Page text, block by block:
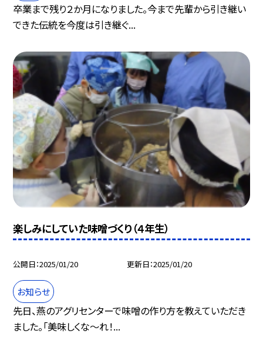
卒業まで残り２か月になりました。今まで先輩から引き継い
できた伝統を今度は引き継ぐ...
楽しみにしていた味噌づくり（４年生）
公開日 2025/01/20 更新日 2025/01/20
お知らせ
先日、燕のアグリセンターで味噌の作り方を教えていただき
ました。「美味しくな～れ！...